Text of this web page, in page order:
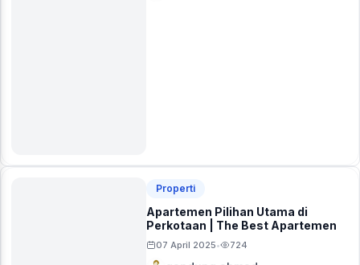
Properti
Apartemen Pilihan Utama di
Perkotaan | The Best Apartemen
07 April 2025• 724